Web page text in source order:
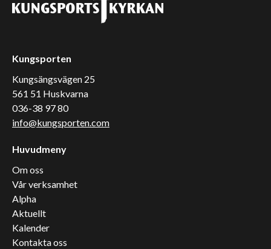
Kungsporten
Kungsängsvägen 25
561 51 Huskvarna
036-38 97 80
info@kungsporten.com
Huvudmeny
Om oss
Vår verksamhet
Alpha
Aktuellt
Kalender
Kontakta oss